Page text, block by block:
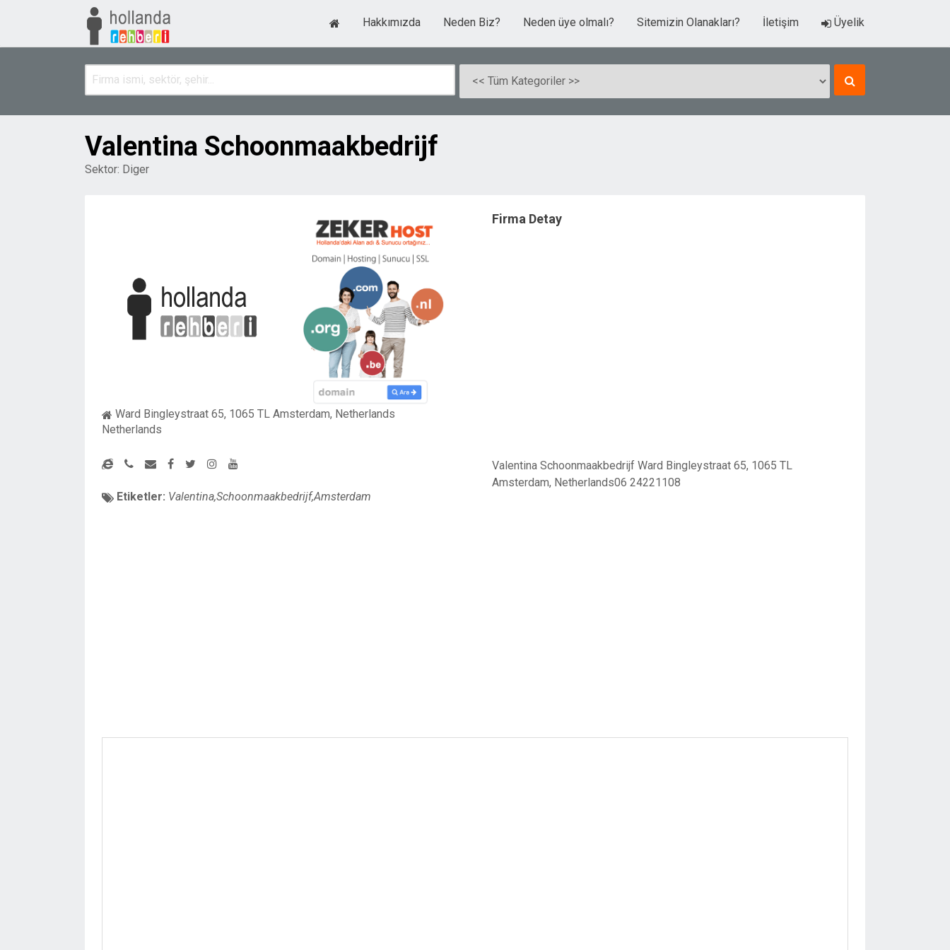
Hakkımızda Neden Biz? Neden üye olmalı? Sitemizin Olanakları? İletişim Üyelik
Valentina Schoonmaakbedrijf
Sektor: Diger
Ward Bingleystraat 65, 1065 TL Amsterdam, Netherlands
Netherlands
Etiketler: Valentina,Schoonmaakbedrijf,Amsterdam
Firma Detay
Valentina Schoonmaakbedrijf Ward Bingleystraat 65, 1065 TL
Amsterdam, Netherlands06 24221108